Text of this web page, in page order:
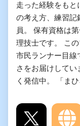
走った経験をもと
の考え方、練習記
員。 保有資格は
理技士です。 こ
市民ランナー目線
さをお届けして
く発信中。 「ま